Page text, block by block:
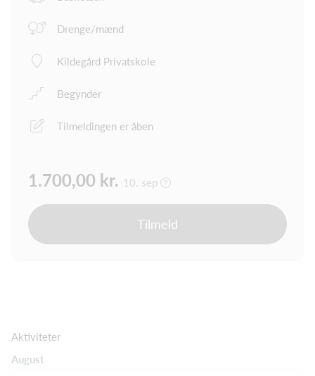
Drenge/mænd
Kildegård Privatskole
Begynder
Tilmeldingen er åben
1.700,00 kr. 10. sep
Tilmeld
Aktiviteter
August